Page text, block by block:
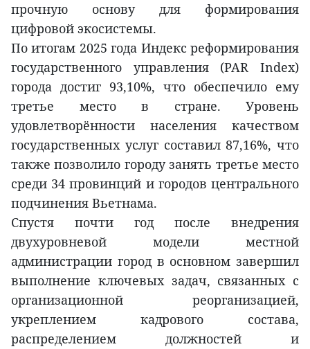
прочную основу для формирования
цифровой экосистемы.
По итогам 2025 года Индекс реформирования
государственного управления (PAR Index)
города достиг 93,10%, что обеспечило ему
третье место в стране. Уровень
удовлетворённости населения качеством
государственных услуг составил 87,16%, что
также позволило городу занять третье место
среди 34 провинций и городов центрального
подчинения Вьетнама.
Спустя почти год после внедрения
двухуровневой модели местной
администрации город в основном завершил
выполнение ключевых задач, связанных с
организационной реорганизацией,
укреплением кадрового состава,
распределением должностей и